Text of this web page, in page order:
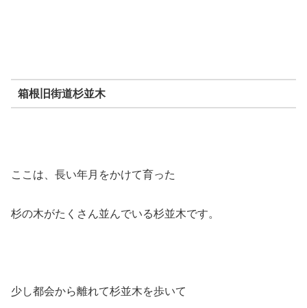
箱根旧街道杉並木
ここは、長い年月をかけて育った
杉の木がたくさん並んでいる杉並木です。
少し都会から離れて杉並木を歩いて